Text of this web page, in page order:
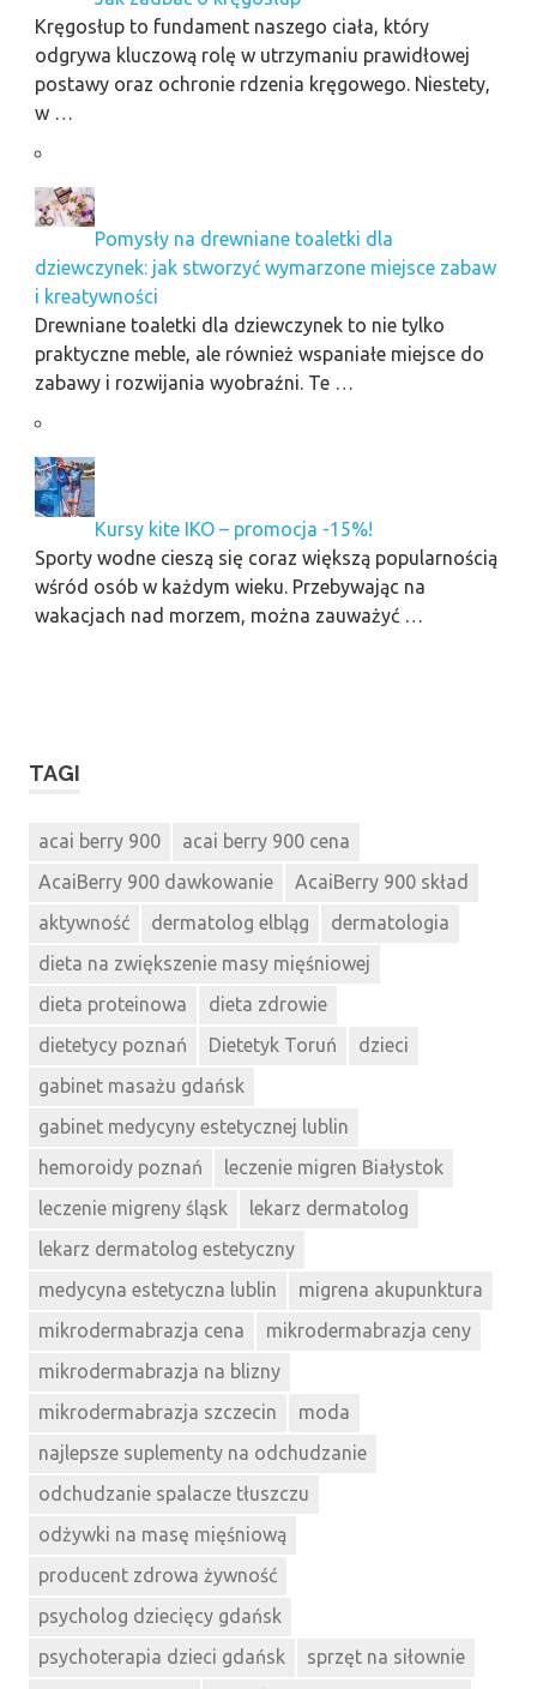
Kręgosłup to fundament naszego ciała, który
odgrywa kluczową rolę w utrzymaniu prawidłowej
postawy oraz ochronie rdzenia kręgowego. Niestety,
w …
Pomysły na drewniane toaletki dla
dziewczynek: jak stworzyć wymarzone miejsce zabaw
i kreatywności
Drewniane toaletki dla dziewczynek to nie tylko
praktyczne meble, ale również wspaniałe miejsce do
zabawy i rozwijania wyobraźni. Te …
Kursy kite IKO – promocja -15%!
Sporty wodne cieszą się coraz większą popularnością
wśród osób w każdym wieku. Przebywając na
wakacjach nad morzem, można zauważyć …
TAGI
acai berry 900
acai berry 900 cena
AcaiBerry 900 dawkowanie
AcaiBerry 900 skład
aktywność
dermatolog elbląg
dermatologia
dieta na zwiększenie masy mięśniowej
dieta proteinowa
dieta zdrowie
dietetycy poznań
Dietetyk Toruń
dzieci
gabinet masażu gdańsk
gabinet medycyny estetycznej lublin
hemoroidy poznań
leczenie migren Białystok
leczenie migreny śląsk
lekarz dermatolog
lekarz dermatolog estetyczny
medycyna estetyczna lublin
migrena akupunktura
mikrodermabrazja cena
mikrodermabrazja ceny
mikrodermabrazja na blizny
mikrodermabrazja szczecin
moda
najlepsze suplementy na odchudzanie
odchudzanie spalacze tłuszczu
odżywki na masę mięśniową
producent zdrowa żywność
psycholog dziecięcy gdańsk
psychoterapia dzieci gdańsk
sprzęt na siłownie